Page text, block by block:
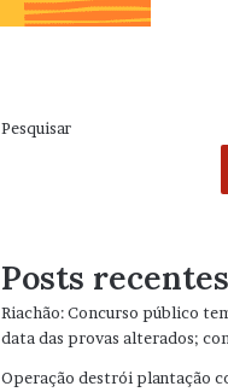
Pesquisar
Posts recentes
Riachão: Concurso público
data das provas alterados;
Operação destrói plantação